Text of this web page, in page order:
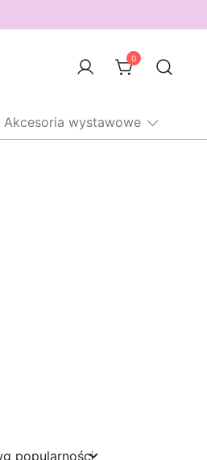
0
Akcesoria wystawowe